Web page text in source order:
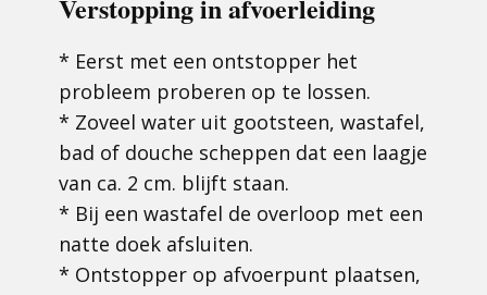
Verstopping in afvoerleiding
* Eerst met een ontstopper het
probleem proberen op te lossen.
* Zoveel water uit gootsteen, wastafel,
bad of douche scheppen dat een laagje
van ca. 2 cm. blijft staan.
* Bij een wastafel de overloop met een
natte doek afsluiten.
* Ontstopper op afvoerpunt plaatsen,